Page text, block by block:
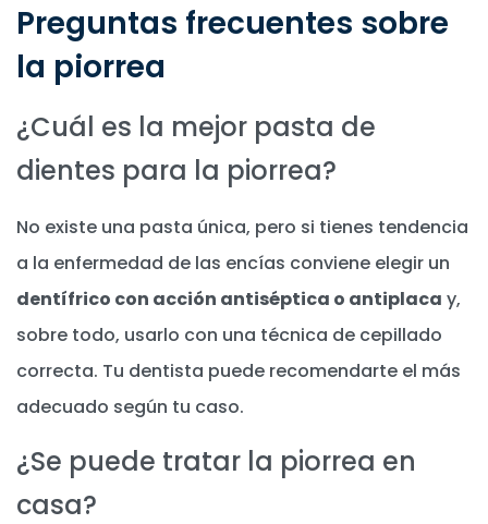
Preguntas frecuentes sobre
la piorrea
¿Cuál es la mejor pasta de
dientes para la piorrea?
No existe una pasta única, pero si tienes tendencia
a la enfermedad de las encías conviene elegir un
dentífrico con acción antiséptica o antiplaca y,
sobre todo, usarlo con una técnica de cepillado
correcta. Tu dentista puede recomendarte el más
adecuado según tu caso.
¿Se puede tratar la piorrea en
casa?